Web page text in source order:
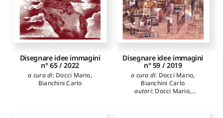
Disegnare idee immagini
n° 65 / 2022
a cura di: Docci Mario,
Bianchini Carlo
Disegnare idee immagini
n° 59 / 2019
a cura di: Docci Mario,
Bianchini Carlo
autori: Docci Mario,